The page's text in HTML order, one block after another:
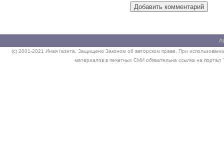
(c) 2001-2021 Иная газета. Защищено Законом об авторском праве. При
материалов в печатных СМИ обязательна ссылка на